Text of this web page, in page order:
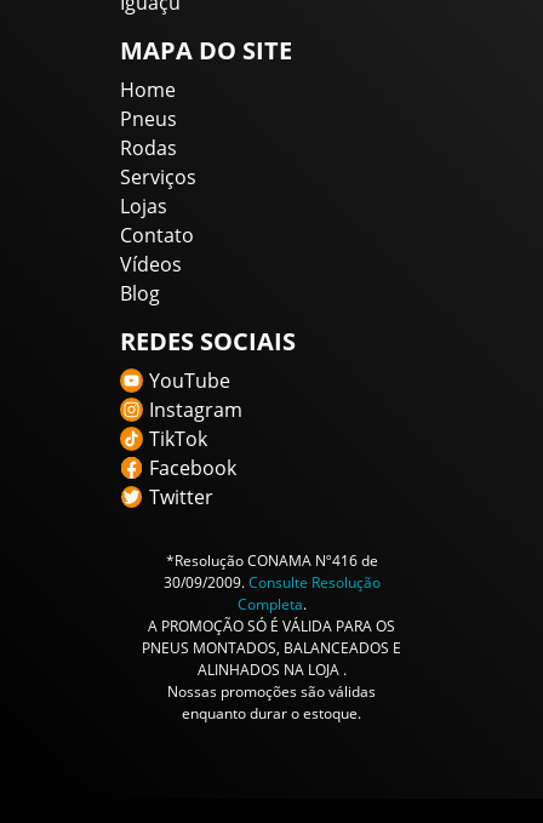
MAPA DO SITE
Home
Pneus
Rodas
Serviços
Lojas
Contato
Vídeos
Blog
REDES SOCIAIS
YouTube
Instagram
TikTok
Facebook
Twitter
*Resolução CONAMA Nº416 de
30/09/2009.Consulte Resolução
Completa.
A PROMOÇÃO SÓ É VÁLIDA PARA OS
PNEUS MONTADOS, BALANCEADOS E
ALINHADOS NA LOJA .
Nossas promoções são válidas
enquanto durar o estoque.